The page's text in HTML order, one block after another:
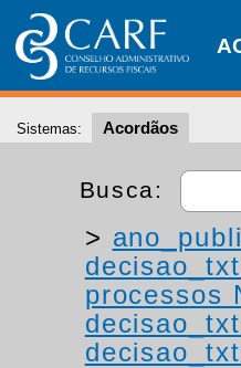
Sistemas: Acordãos
Busca:
>
processos